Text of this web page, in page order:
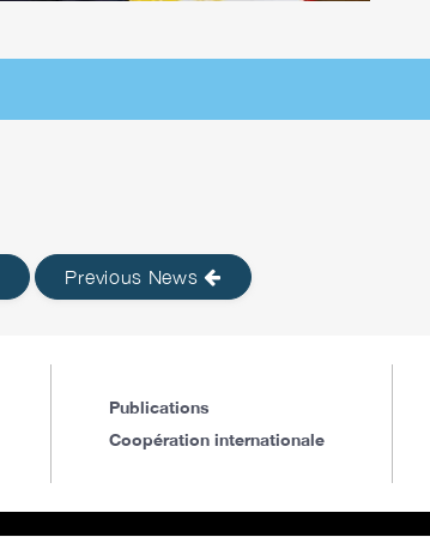
Previous News
Publications
Coopération internationale